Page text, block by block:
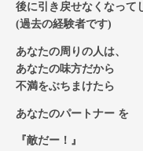
後に引き戻せなくなって
(過去の経験者です)
あなたの周りの人は、
あなたの味方だから
不満をぶちまけたら
あなたのパートナー を
『敵だー！』